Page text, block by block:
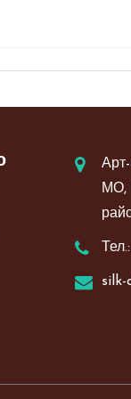
МО,
silk-